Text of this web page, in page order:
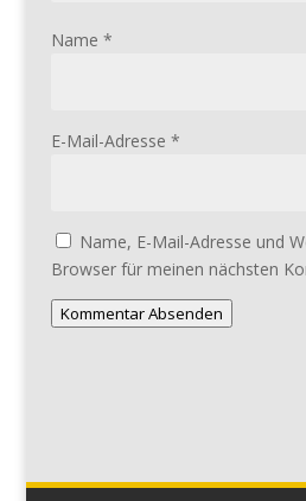
Name *
E-Mail-Adresse *
Name, E-Mail-Adresse und
Browser für meinen nächsten
Kommentar Absenden